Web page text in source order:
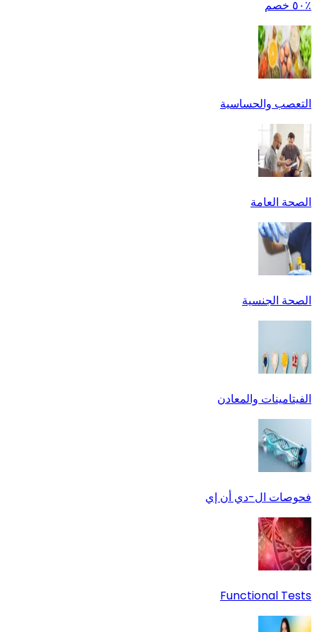
٪٥٠ خصم
التعصب والحساسية
الصحة العامة
الصحة الجنسية
الفيتامينات والمعادن
فحوصات ال-دي أن إي
Functional Tests